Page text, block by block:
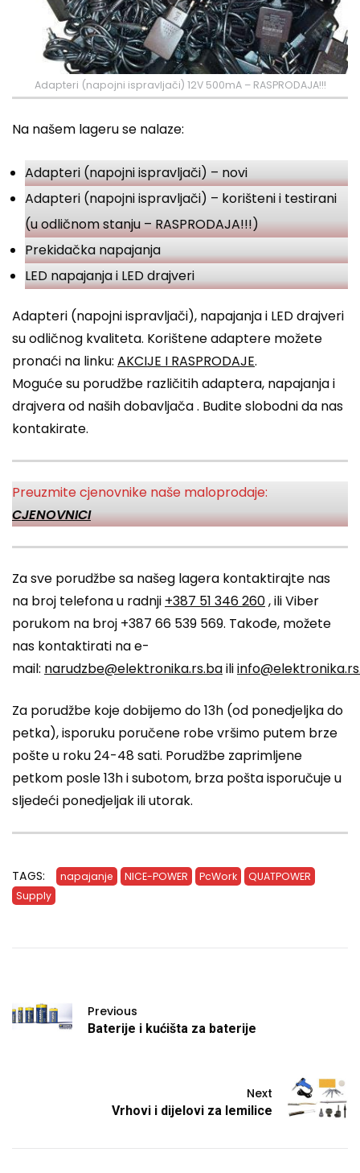
Adapteri (napojni ispravljači) 12V 500mA – RASPRODAJA!!!
Na našem lageru se nalaze:
Adapteri (napojni ispravljači) – novi
Adapteri (napojni ispravljači) – korišteni i testirani
(u odličnom stanju – RASPRODAJA!!!)
Prekidačka napajanja
LED napajanja i LED drajveri
Adapteri (napojni ispravljači), napajanja i LED drajveri
su odličnog kvaliteta. Korištene adaptere možete
pronaći na linku: AKCIJE I RASPRODAJE.
Moguće su porudžbe različitih adaptera, napajanja i
drajvera od naših dobavljača . Budite slobodni da nas
kontakirate.
Preuzmite cjenovnike naše maloprodaje:
CJENOVNICI
Za sve porudžbe sa našeg lagera kontaktirajte nas
na broj telefona u radnji +387 51 346 260, ili Viber
porukom na broj +387 66 539 569. Takođe, možete
nas kontaktirati na e-
mail: narudzbe@elektronika.rs.baili
Za porudžbe koje dobijemo do 13h (od ponedjeljka do
petka), isporuku poručene robe vršimo putem brze
pošte u roku 24-48 sati. Porudžbe zaprimljene
petkom posle 13h i subotom, brza pošta isporučuje u
sljedeći ponedjeljak ili utorak.
TAGS: napajanje NICE-POWER PcWork
QUATPOWER
Supply
Previous
Baterije i kućišta za baterije
Next
Vrhovi i dijelovi za lemilice